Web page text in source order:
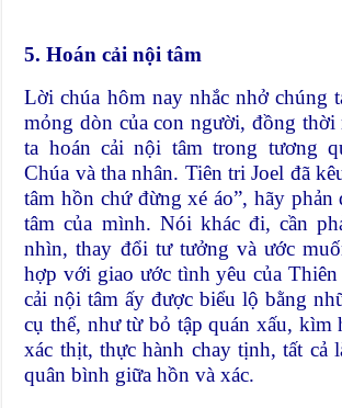
5. Hoán cải nội tâm
Lời chúa hôm nay nhắc nhở chúng
mỏng dòn của con người, đồng
ta hoán cải nội tâm trong tương
Chúa và tha nhân. Tiên tri Joel đã
tâm hồn chứ đừng xé áo”, hãy
tâm của mình. Nói khác đi, cần
nhìn, thay đổi tư tưởng và ước
hợp với giao ước tình yêu của Thiên
cải nội tâm ấy được biểu lộ bằng
cụ thể, như từ bỏ tập quán xấu, kìm
xác thịt, thực hành chay tịnh, tất cả
quân bình giữa hồn và xác.